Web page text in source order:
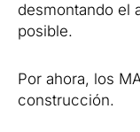
desmontando el
posible.
Por ahora, los
construcción.